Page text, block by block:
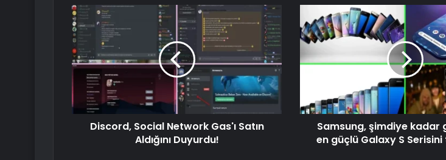
Discord, Social Network Gas'ı Satın
Aldığını Duyurdu!
Samsung, şimdiye kadar
en güçlü Galaxy S